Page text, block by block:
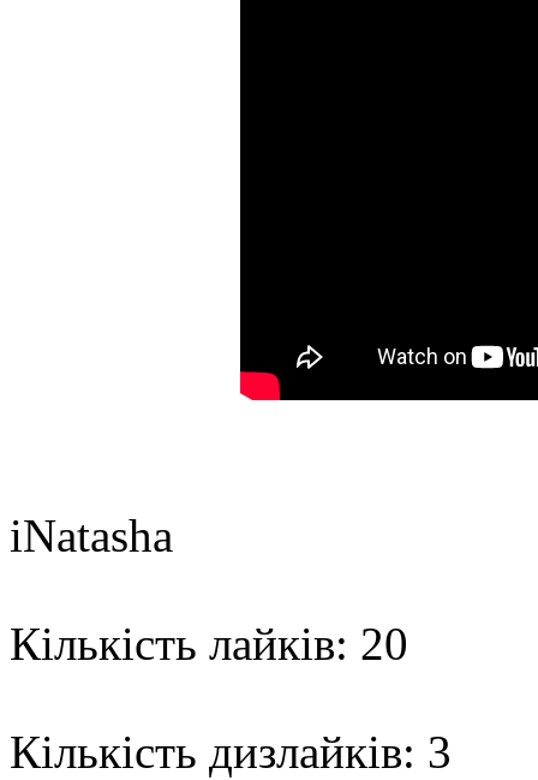
iNatasha
Кількість лайків: 20
Кількість дизлайків: 3